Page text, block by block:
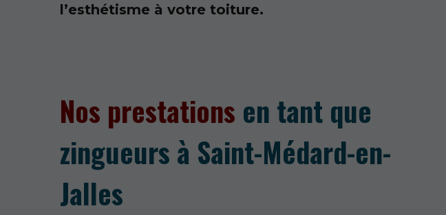
l’esthétisme à votre toiture.
Nos prestations en tant que
zingueurs à Saint-Médard-en-
Jalles